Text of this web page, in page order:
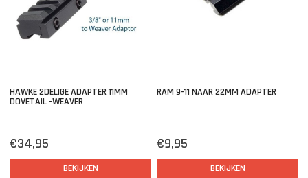
HAWKE 2DELIGE ADAPTER 11MM
DOVETAIL -WEAVER
€34,95
BEKIJKEN
RAM 9-11 NAAR 22MM ADAPTER
€9,95
BEKIJKEN